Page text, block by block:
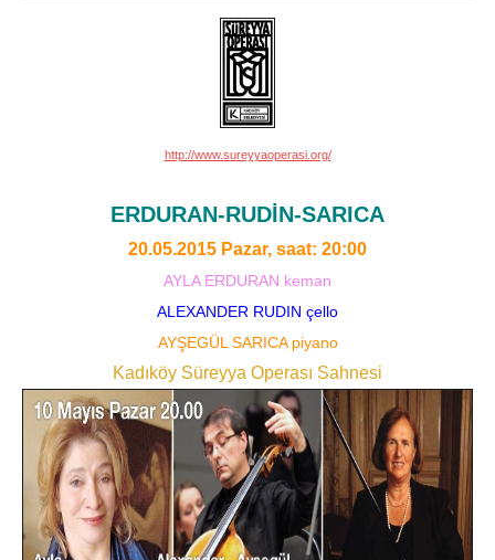
http://www.sureyyaoperasi.org/
ERDURAN-RUDİN-SARICA
20.05.2015 Pazar, saat: 20:00
AYLA ERDURAN keman
ALEXANDER RUDIN çello
AYŞEGÜL SARICA piyano
Kadıköy Süreyya Operası Sahnesi